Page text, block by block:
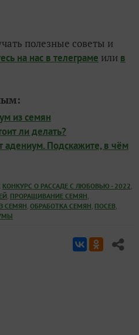
полезные советы и
на нас в телеграме или в
из семян
ли делать?
адениум. Подскажите, в чём
КОНКУРС О РАССАДЕ С ЛЮБОВЬЮ - 2022,
, ПРОРАЩИВАНИЕ СЕМЯН,
СЕМЯН, ОБРАБОТКА СЕМЯН, ПОСЕВ,